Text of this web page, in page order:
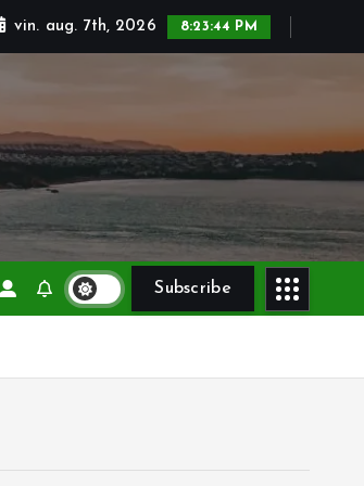
vin. aug. 7th, 2026 8:23:46 PM
Subscribe